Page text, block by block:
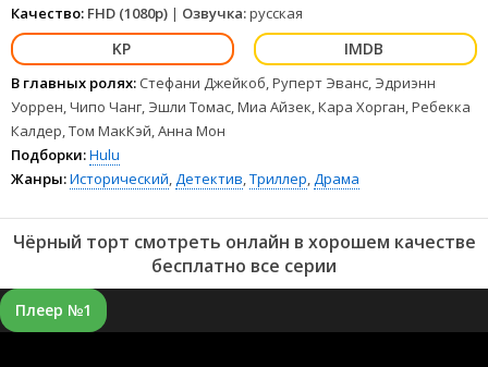
Качество: FHD (1080p) | Озвучка:русская
В главных ролях: Стефани Джейкоб, Руперт Эванс, Эдриэнн
Уоррен, Чипо Чанг, Эшли Томас, Миа Айзек, Кара Хорган, Ребекка
Калдер, Том МакКэй, Анна Мон
Подборки:Hulu
Жанры:Исторический,Детектив,Триллер,Драма
Чёрный торт смотреть онлайн в хорошем качестве
бесплатно все серии
Плеер №1